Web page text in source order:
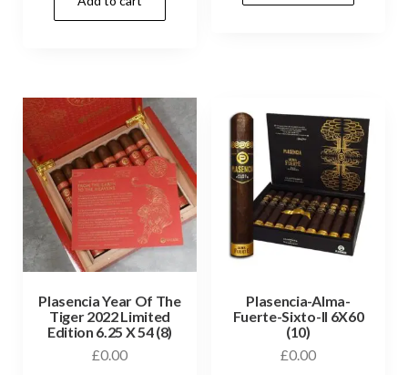
Plasencia Year Of The
Tiger 2022 Limited
Edition 6.25 X 54 (8)
£0.00
Plasencia-Alma-
Fuerte-Sixto-II 6X60
(10)
£0.00